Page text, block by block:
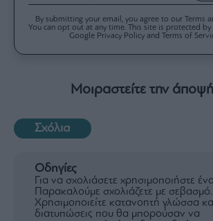
By submitting your email, you agree to our Terms
You can opt out at any time. This site is protected by
Google Privacy Policy and Terms of
Μοιραστείτε την
Σχόλια
Οδηγίες
Για να σχολιάσετε χρησιμοποιήστε
Παρακαλούμε σχολιάζετε με σεβασμό.
Χρησιμοποιείτε κατανοητή γλώσσα
διατυπώσεις που θα μπορούσαν να